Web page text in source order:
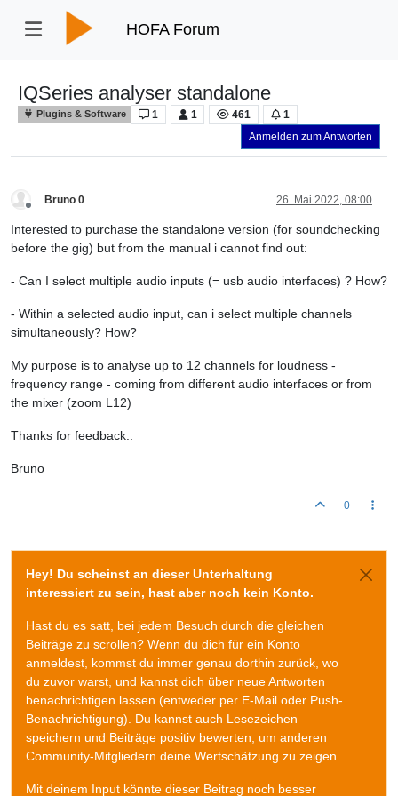
HOFA Forum
IQSeries analyser standalone
Plugins & Software 1 1 461
1
Anmelden zum Antworten
Bruno 0 26. Mai 2022, 08:00
Interested to purchase the standalone version (for soundchecking
before the gig) but from the manual i cannot find out:
- Can I select multiple audio inputs (= usb audio interfaces) ? How?
- Within a selected audio input, can i select multiple channels
simultaneously? How?
My purpose is to analyse up to 12 channels for loudness -
frequency range - coming from different audio interfaces or from
the mixer (zoom L12)
Thanks for feedback..
Bruno
0
Hey! Du scheinst an dieser Unterhaltung
interessiert zu sein, hast aber noch kein Konto.
Hast du es satt, bei jedem Besuch durch die gleichen
Beiträge zu scrollen? Wenn du dich für ein Konto
anmeldest, kommst du immer genau dorthin zurück, wo
du zuvor warst, und kannst dich über neue Antworten
benachrichtigen lassen (entweder per E-Mail oder Push-
Benachrichtigung). Du kannst auch Lesezeichen
speichern und Beiträge positiv bewerten, um anderen
Community-Mitgliedern deine Wertschätzung zu zeigen.
Mit deinem Input könnte dieser Beitrag noch besser